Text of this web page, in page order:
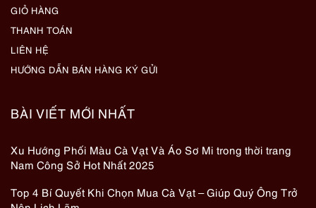
GIỎ HÀNG
THANH TOÁN
LIÊN HỆ
HƯỚNG DẪN BÁN HÀNG KÝ GỬI
BÀI VIẾT MỚI NHẤT
Xu Hướng Phối Màu Cà Vạt Và Áo Sơ Mi trong thời trang
Nam Công Sở Hot Nhất 2025
Top 4 Bí Quyết Khi Chọn Mua Cà Vạt – Giúp Quý Ông Trở